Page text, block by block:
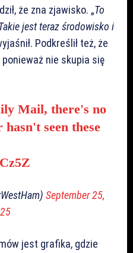
że zna zjawisko. „To
jest teraz środowisko i
Podkreślił też, że
nie skupia się
Mail, there's no
seen these
September 25,
jest grafika, gdzie